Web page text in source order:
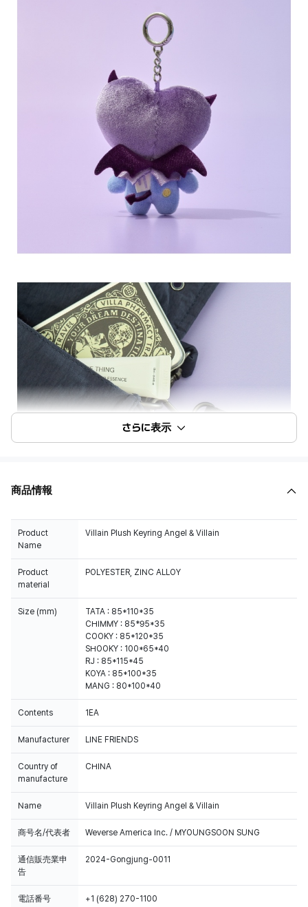
さらに表示
商品情報
Product
Name
Villain Plush Keyring Angel & Villain
Product
material
POLYESTER, ZINC ALLOY
Size (mm)
TATA : 85*110*35
CHIMMY : 85*95*35
COOKY : 85*120*35
SHOOKY : 100*65*40
RJ : 85*115*45
KOYA : 85*100*35
MANG : 80*100*40
Contents 1EA
Manufacturer LINE FRIENDS
Country of
manufacture
CHINA
Name Villain Plush Keyring Angel & Villain
商号名/代表者 Weverse America Inc. / MYOUNGSOON SUNG
通信販売業申
告
2024-Gongjung-0011
電話番号 +1 (628) 270-1100